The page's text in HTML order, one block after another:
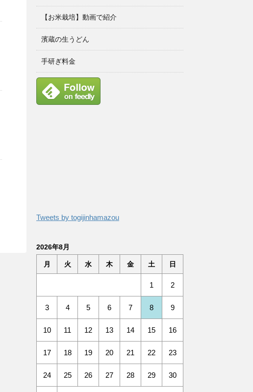
【お米栽培】動画で紹介
濱蔵の生うどん
手研ぎ料金
Tweets by togijinhamazou
2026年8月
月 火 水 木 金 土 日
1 2
3 4 5 6 7 8 9
10 11 12 13 14 15 16
17 18 19 20 21 22 23
24 25 26 27 28 29 30